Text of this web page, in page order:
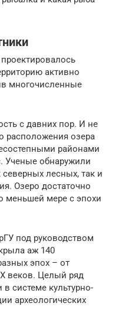
активно
многочисленные
с давних пор. И не
расположения озера
районами
Ученые обнаружили
лесных, так и
Озеро достаточно
меньшей мере с эпохи
под руководством
аж 140
эпох – от
веков. Целый ряд
системе культурно-
археологических